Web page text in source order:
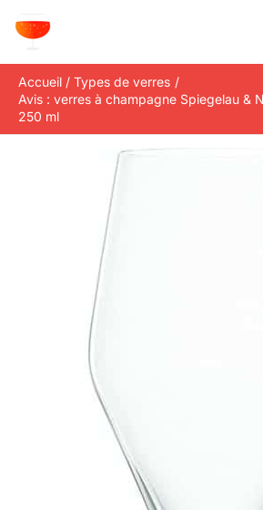
Accueil
Types de verres
Avis : verres à champagne Spiegelau &
250 ml
e
c
h
e
r